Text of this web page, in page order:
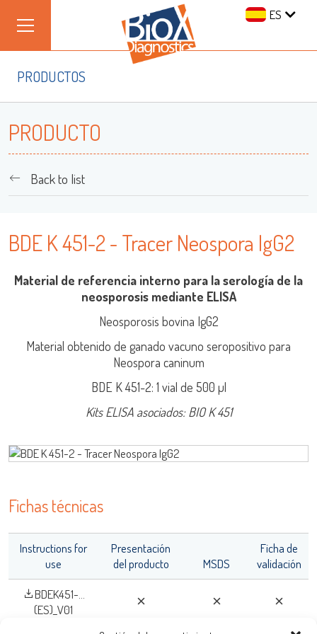
ES
/ ADIAMAG™
PRODUCTOS
PRODUCTO
Back to list
BDE K 451-2 - Tracer Neospora IgG2
Material de referencia interno para la serología de la
neosporosis mediante ELISA
Neosporosis bovina IgG2
Material obtenido de ganado vacuno seropositivo para
Neospora caninum
BDE K 451-2: 1 vial de 500 µl
Kits ELISA asociados: BIO K 451
Fichas técnicas
Instructions for
use
Presentación
del producto
MSDS
Ficha de
validación
BDEK451-...
(ES)_V01
Iniciar Sesión
Nombre de Usuario